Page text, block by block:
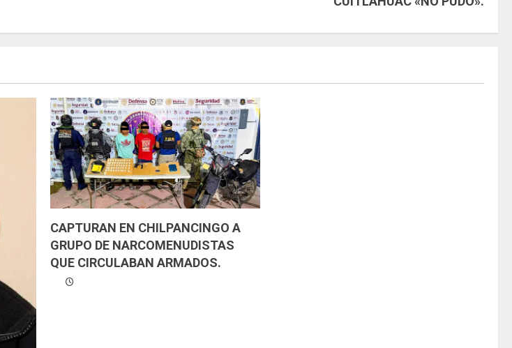
CAPTURAN EN CHILPANCINGO A
GRUPO DE NARCOMENUDISTAS
QUE CIRCULABAN ARMADOS.